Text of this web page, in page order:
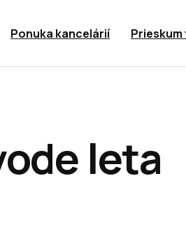
Ponuka kancelárií Prieskum
leta